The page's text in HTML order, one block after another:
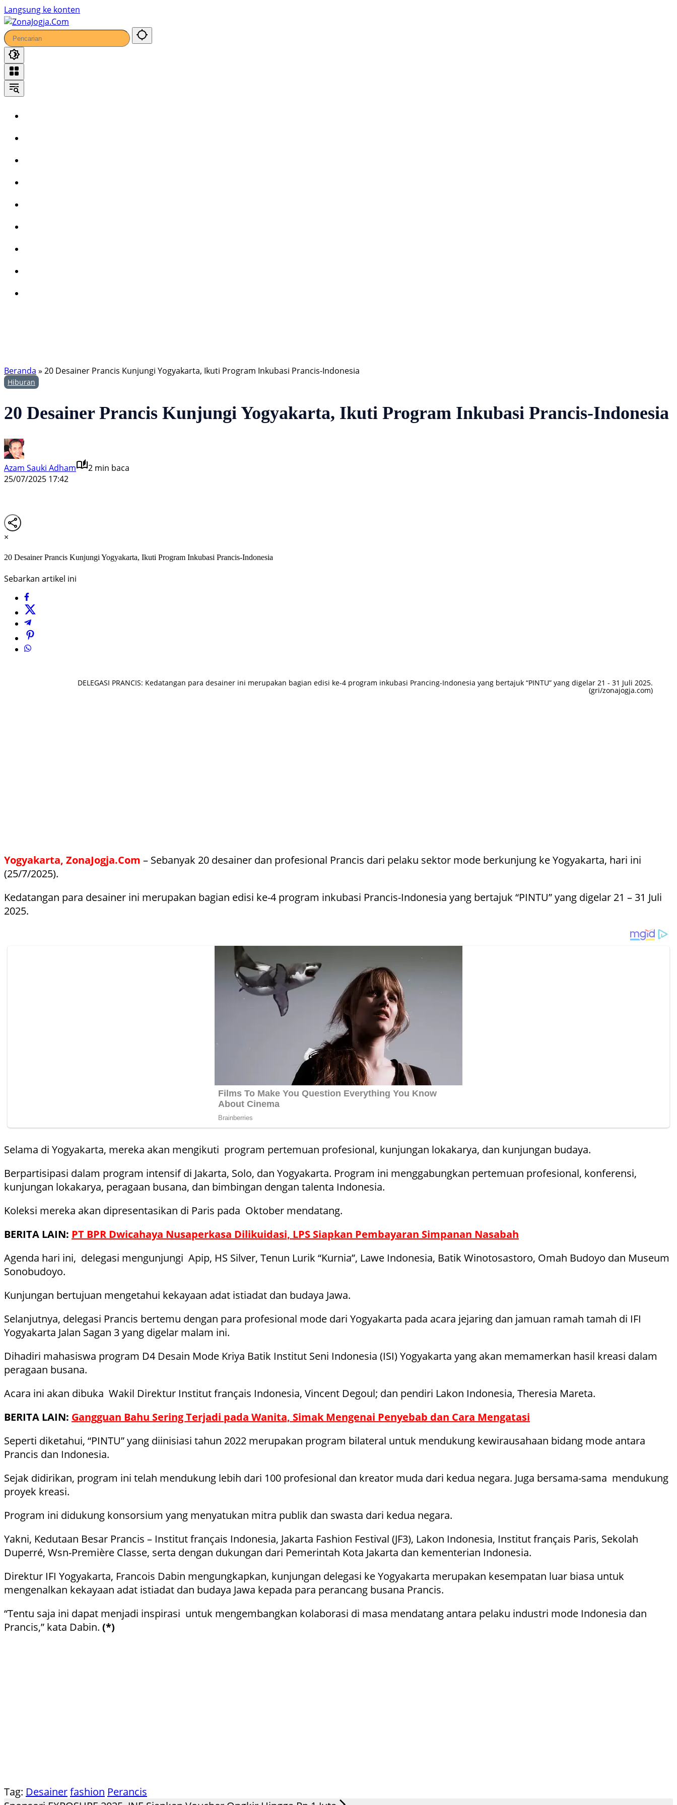
Langsung ke konten
Beranda » 20 Desainer Prancis Kunjungi Yogyakarta, Ikuti Program Inkubasi Prancis-Indonesia
Hiburan
20 Desainer Prancis Kunjungi Yogyakarta, Ikuti Program Inkubasi Prancis-Indonesia
Azam Sauki Adham
2 min baca
25/07/2025 17:42
×
20 Desainer Prancis Kunjungi Yogyakarta, Ikuti Program Inkubasi Prancis-Indonesia
Sebarkan artikel ini
DELEGASI PRANCIS: Kedatangan para desainer ini merupakan bagian edisi ke-4 program inkubasi Prancing-Indonesia yang bertajuk “PINTU” yang digelar 21 - 31 Juli 2025.
(gri/zonajogja.com)
Yogyakarta, ZonaJogja.Com – Sebanyak 20 desainer dan profesional Prancis dari pelaku sektor mode berkunjung ke Yogyakarta, hari ini
(25/7/2025).
Kedatangan para desainer ini merupakan bagian edisi ke-4 program inkubasi Prancis-Indonesia yang bertajuk “PINTU” yang digelar 21 – 31 Juli
2025.
Selama di Yogyakarta, mereka akan mengikuti program pertemuan profesional, kunjungan lokakarya, dan kunjungan budaya.
Berpartisipasi dalam program intensif di Jakarta, Solo, dan Yogyakarta. Program ini menggabungkan pertemuan profesional, konferensi,
kunjungan lokakarya, peragaan busana, dan bimbingan dengan talenta Indonesia.
Koleksi mereka akan dipresentasikan di Paris pada Oktober mendatang.
BERITA LAIN: PT BPR Dwicahaya Nusaperkasa Dilikuidasi, LPS Siapkan Pembayaran Simpanan Nasabah
Agenda hari ini, delegasi mengunjungi Apip, HS Silver, Tenun Lurik “Kurnia”, Lawe Indonesia, Batik Winotosastoro, Omah Budoyo dan Museum
Sonobudoyo.
Kunjungan bertujuan mengetahui kekayaan adat istiadat dan budaya Jawa.
Selanjutnya, delegasi Prancis bertemu dengan para profesional mode dari Yogyakarta pada acara jejaring dan jamuan ramah tamah di IFI
Yogyakarta Jalan Sagan 3 yang digelar malam ini.
Dihadiri mahasiswa program D4 Desain Mode Kriya Batik Institut Seni Indonesia (ISI) Yogyakarta yang akan memamerkan hasil kreasi dalam
peragaan busana.
Acara ini akan dibuka Wakil Direktur Institut français Indonesia, Vincent Degoul; dan pendiri Lakon Indonesia, Theresia Mareta.
BERITA LAIN: Gangguan Bahu Sering Terjadi pada Wanita, Simak Mengenai Penyebab dan Cara Mengatasi
Seperti diketahui, “PINTU” yang diinisiasi tahun 2022 merupakan program bilateral untuk mendukung kewirausahaan bidang mode antara
Prancis dan Indonesia.
Sejak didirikan, program ini telah mendukung lebih dari 100 profesional dan kreator muda dari kedua negara. Juga bersama-sama mendukung
proyek kreasi.
Program ini didukung konsorsium yang menyatukan mitra publik dan swasta dari kedua negara.
Yakni, Kedutaan Besar Prancis – Institut français Indonesia, Jakarta Fashion Festival (JF3), Lakon Indonesia, Institut français Paris, Sekolah
Duperré, Wsn-Première Classe, serta dengan dukungan dari Pemerintah Kota Jakarta dan kementerian Indonesia.
Direktur IFI Yogyakarta, Francois Dabin mengungkapkan, kunjungan delegasi ke Yogyakarta merupakan kesempatan luar biasa untuk
mengenalkan kekayaan adat istiadat dan budaya Jawa kepada para perancang busana Prancis.
“Tentu saja ini dapat menjadi inspirasi untuk mengembangkan kolaborasi di masa mendatang antara pelaku industri mode Indonesia dan
Prancis,” kata Dabin. (*)
Tag: Desainerfashion Perancis